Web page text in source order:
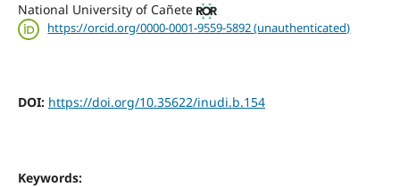
National University of Cañete
https://orcid.org/0000-0001-9559-5892 (unauthenticated)
DOI: https://doi.org/10.35622/inudi.b.154
Keywords: